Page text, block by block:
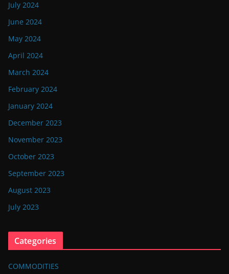
July 2024
June 2024
May 2024
April 2024
March 2024
February 2024
January 2024
December 2023
November 2023
October 2023
September 2023
August 2023
July 2023
Categories
COMMODITIES